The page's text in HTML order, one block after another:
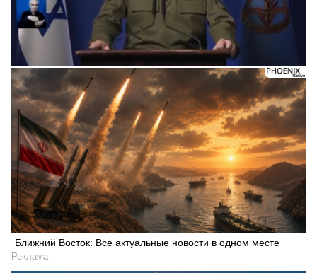
Следующее видео через 5 Отмена
Ближний Восток: Все актуальные новости в одном месте
Реклама